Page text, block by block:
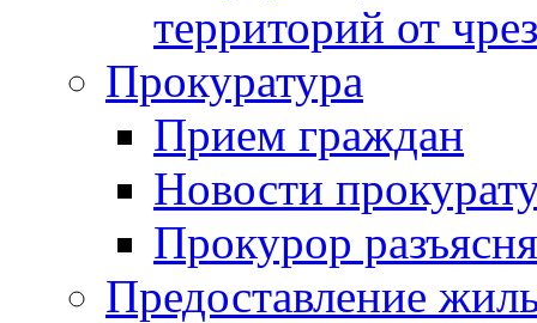
территорий от
Прокуратура
Прием граждан
Новости
Прокурор
Предоставление